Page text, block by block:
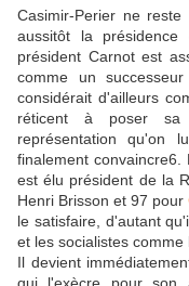
Casimir-Perier ne
aussitôt la
président Carnot est
comme un
considérait d'ailleurs
réticent à poser sa
représentation qu'on
finalement
est élu président de la
Henri Brisson et 97 pour
le satisfaire, d'autant
et les socialistes comme
Il devient